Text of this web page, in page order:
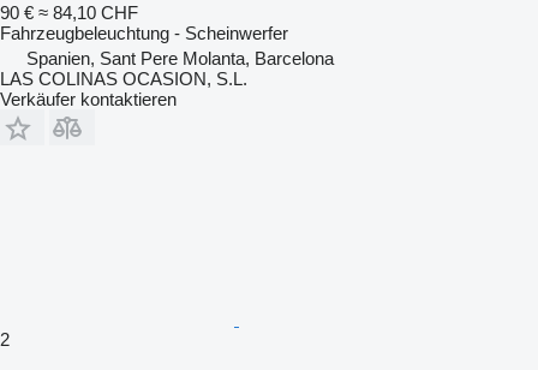
90 € ≈ 84,10 CHF
Fahrzeugbeleuchtung - Scheinwerfer
Spanien, Sant Pere Molanta, Barcelona
LAS COLINAS OCASION, S.L.
Verkäufer kontaktieren
2